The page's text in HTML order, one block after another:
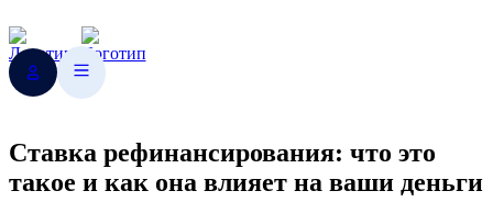
Ставка рефинансирования: что это
такое и как она влияет на ваши деньги